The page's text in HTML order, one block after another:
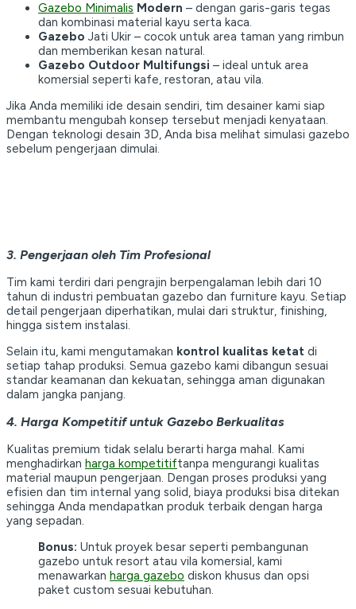
Gazebo Minimalis Modern – dengan garis-garis tegas
dan kombinasi material kayu serta kaca.
Gazebo Jati Ukir – cocok untuk area taman yang rimbun
dan memberikan kesan natural.
Gazebo Outdoor Multifungsi – ideal untuk area
komersial seperti kafe, restoran, atau vila.
Jika Anda memiliki ide desain sendiri, tim desainer kami siap
membantu mengubah konsep tersebut menjadi kenyataan.
Dengan teknologi desain 3D, Anda bisa melihat simulasi gazebo
sebelum pengerjaan dimulai.
3. Pengerjaan oleh Tim Profesional
Tim kami terdiri dari pengrajin berpengalaman lebih dari 10
tahun di industri pembuatan gazebo dan furniture kayu. Setiap
detail pengerjaan diperhatikan, mulai dari struktur, finishing,
hingga sistem instalasi.
Selain itu, kami mengutamakan kontrol kualitas ketat di
setiap tahap produksi. Semua gazebo kami dibangun sesuai
standar keamanan dan kekuatan, sehingga aman digunakan
dalam jangka panjang.
4. Harga Kompetitif untuk Gazebo Berkualitas
Kualitas premium tidak selalu berarti harga mahal. Kami
menghadirkan harga kompetitiftanpa mengurangi kualitas
material maupun pengerjaan. Dengan proses produksi yang
efisien dan tim internal yang solid, biaya produksi bisa ditekan
sehingga Anda mendapatkan produk terbaik dengan harga
yang sepadan.
Bonus: Untuk proyek besar seperti pembangunan
gazebo untuk resort atau vila komersial, kami
menawarkan harga gazebo diskon khusus dan opsi
paket custom sesuai kebutuhan.